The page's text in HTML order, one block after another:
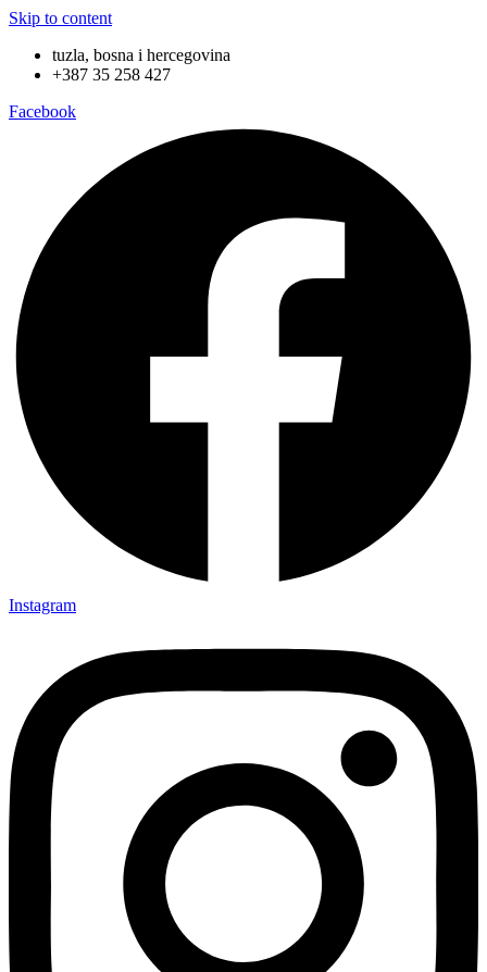
Skip to content
tuzla, bosna i hercegovina
+387 35 258 427
Facebook
Instagram